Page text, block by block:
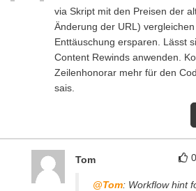
via Skript mit den Preisen der
Änderung der URL)
Enttäuschung ersparen. Lässt
Content Rewinds anwenden.
Zeilenhonorar mehr für den
sais.
0
Tom
@Tom: Workflow hint